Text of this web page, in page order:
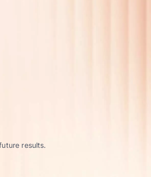
results.